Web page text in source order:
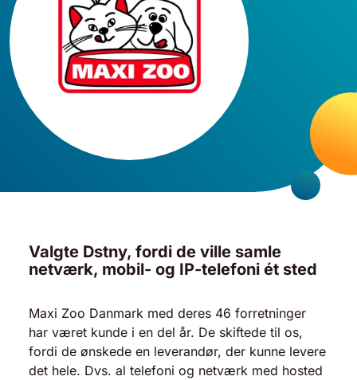
Valgte Dstny, fordi de ville samle
netværk, mobil- og IP-telefoni ét sted
Maxi Zoo Danmark med deres 46 forretninger
har været kunde i en del år. De skiftede til os,
fordi de ønskede en leverandør, der kunne levere
det hele. Dvs. al telefoni og netværk med hosted